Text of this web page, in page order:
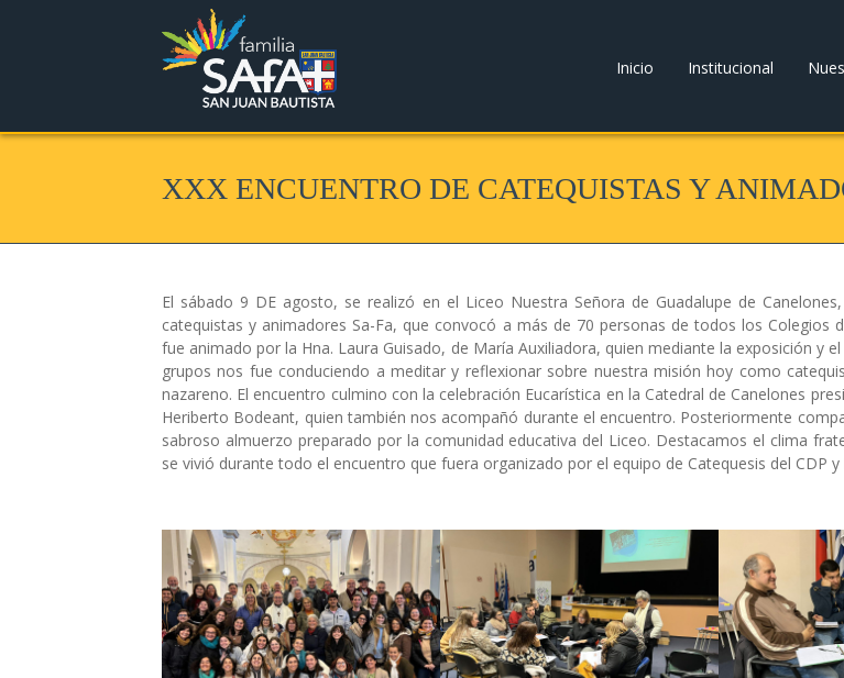
Inicio Institucional
XXX ENCUENTRO DE CATEQUISTAS Y
El sábado 9 DE agosto, se realizó en el Liceo Nuestra Señora de Guadalupe de
catequistas y animadores Sa-Fa, que convocó a más de 70 personas de todos los Colegios
fue animado por la Hna. Laura Guisado, de María Auxiliadora, quien mediante la exposición y
grupos nos fue conduciendo a meditar y reflexionar sobre nuestra misión hoy como
nazareno. El encuentro culmino con la celebración Eucarística en la Catedral de Canelones
Heriberto Bodeant, quien también nos acompañó durante el encuentro. Posteriormente
sabroso almuerzo preparado por la comunidad educativa del Liceo. Destacamos el clima
se vivió durante todo el encuentro que fuera organizado por el equipo de Catequesis del CDP